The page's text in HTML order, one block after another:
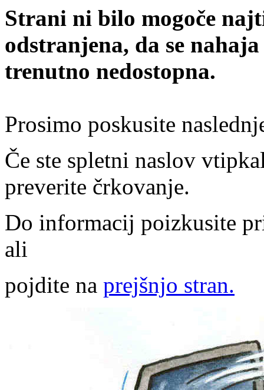
Strani ni bilo mogoče
odstranjena, da se
trenutno nedostopna.
Prosimo poskusite
Če ste spletni naslov
preverite črkovanje.
Do informacij poizkusite
ali
pojdite na prejšnjo stran.